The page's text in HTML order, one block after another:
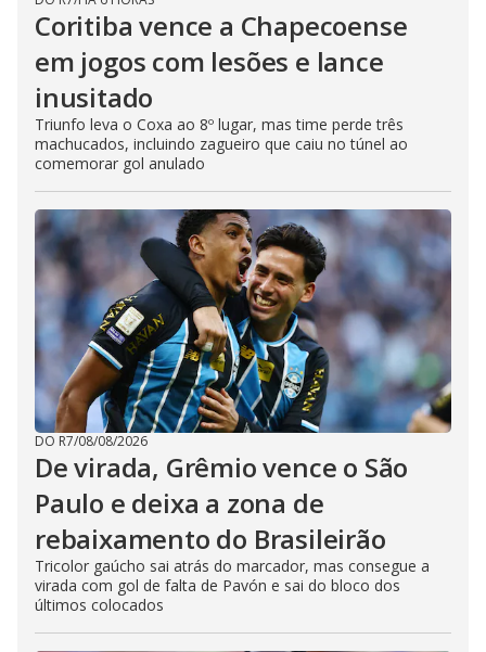
Coritiba vence a Chapecoense
em jogos com lesões e lance
inusitado
Triunfo leva o Coxa ao 8º lugar, mas time perde três
machucados, incluindo zagueiro que caiu no túnel ao
comemorar gol anulado
DO R7/08/08/2026
De virada, Grêmio vence o São
Paulo e deixa a zona de
rebaixamento do Brasileirão
Tricolor gaúcho sai atrás do marcador, mas consegue a
virada com gol de falta de Pavón e sai do bloco dos
últimos colocados